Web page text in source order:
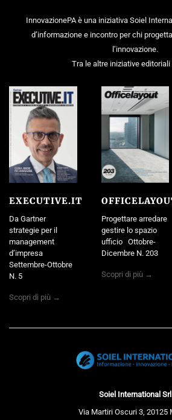
InnovazionePA è una iniziativa Soiel
d’informazione e incontro per chi
l’innovazione.
Tra le altre iniziative editoriali
EXECUTIVE.IT
Da Gartner
strategie per il
management
d’impresa
Settembre-Ottobre
N. 5
Scopri di più →
Progettare arredare
gestire lo spazio
ufficio Ottobre-
Dicembre N. 203
Scopri di più →
Soiel International Srl
Via Martiri Oscuri 3, 20125